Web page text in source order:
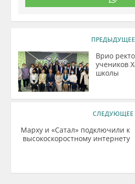
ПРЕДЫДУЩЕЕ
Врио
учеников
школы
СЛЕДУЮЩЕЕ
Марху и «Сатал» подключили к
высокоскоростному интернету